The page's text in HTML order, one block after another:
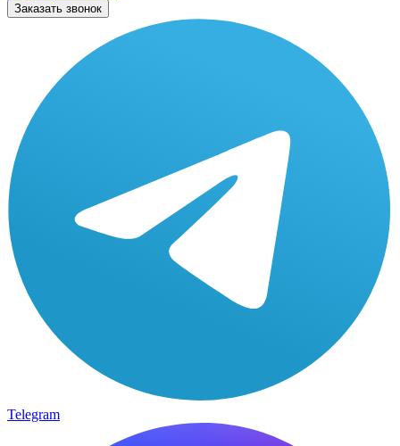
Заказать звонок
Telegram